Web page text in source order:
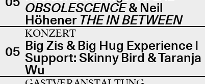
OBSOLESCENCE& Neil
Höhener THE IN BETWEEN
05
KONZERT
Big Zis & Big Hug Experience |
Support: Skinny Bird & Taranja
Wu